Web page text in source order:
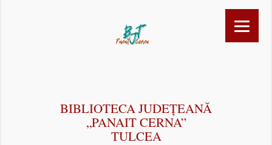
BIBLIOTECA JUDEȚEANĂ
„PANAIT CERNA”
TULCEA